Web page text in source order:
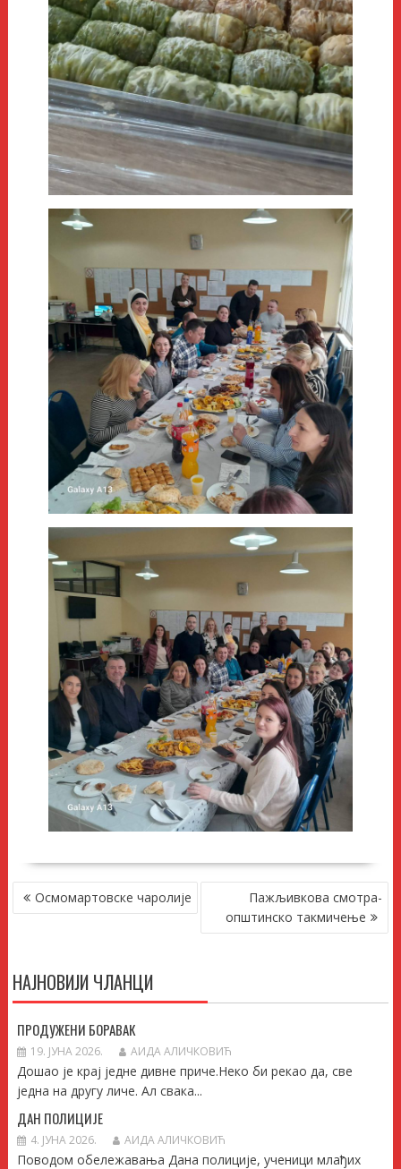
КРЕТАЊЕ
ЧЛАНКА
Осмомартовске чаролије
Пажљивкова смотра-
општинско такмичење
НАЈНОВИЈИ ЧЛАНЦИ
ПРОДУЖЕНИ БОРАВАК
19. ЈУНА 2026. АИДА АЛИЧКОВИЋ
Дошао је крај једне дивне приче.Неко би рекао да, све
једна на другу личе. Ал свака...
ДАН ПОЛИЦИЈЕ
4. ЈУНА 2026. АИДА АЛИЧКОВИЋ
Поводом обележавања Дана полиције, ученици млађих